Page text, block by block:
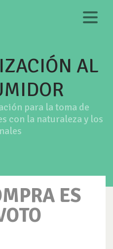
AL
para la toma de
con la naturaleza y los
ES